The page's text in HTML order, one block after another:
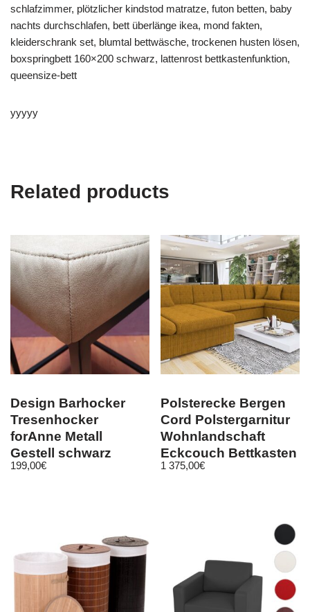
schlafzimmer, plötzlicher kindstod matratze, futon betten, baby
nachts durchschlafen, bett überlänge ikea, mond fakten,
kleiderschrank set, blumtal bettwäsche, trockenen husten lösen,
boxspringbett 160×200 schwarz, lattenrost bettkastenfunktion,
queensize-bett
yyyyy
Related products
Design Barhocker
Tresenhocker
forAnne Metall
Gestell schwarz
Vintage …
199,00€
Polsterecke Bergen
Cord Polstergarnitur
Wohnlandschaft
Eckcouch Bettkasten
Ecksofa
1 375,00€